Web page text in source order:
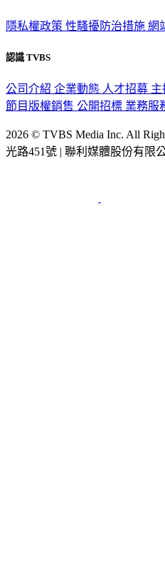
隱私權政策 性騷擾防治措施 網
認識 TVBS
公司介紹 企業動態 人才招募 主
節目版權銷售 公開招標 業務服
2026 © TVBS Media Inc. All
光路451號 | 聯利媒體股份有限